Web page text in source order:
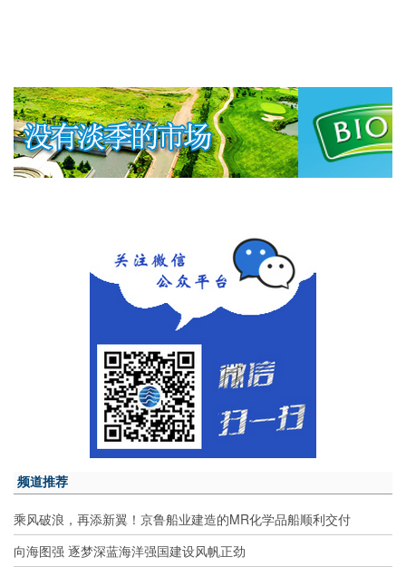
频道推荐
乘风破浪，再添新翼！京鲁船业建造的MR化学品船顺利交付
向海图强 逐梦深蓝海洋强国建设风帆正劲